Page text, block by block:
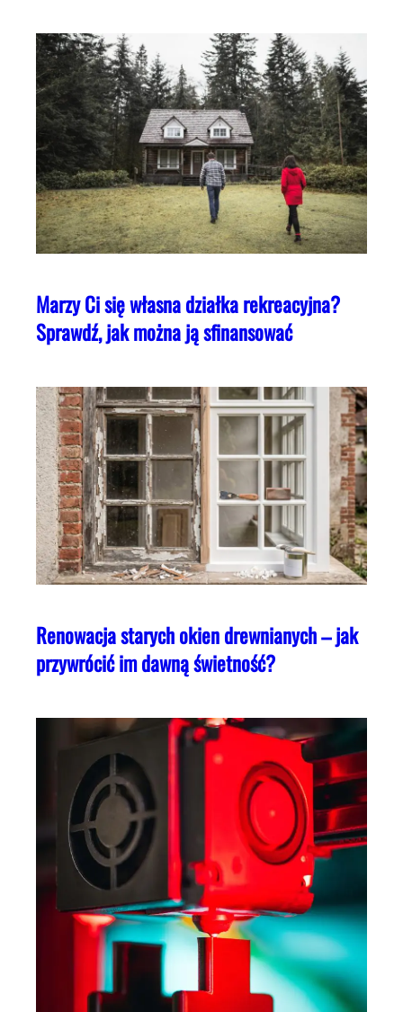
Marzy Ci się własna działka rekreacyjna?
Sprawdź, jak można ją sfinansować
Renowacja starych okien drewnianych – jak
przywrócić im dawną świetność?